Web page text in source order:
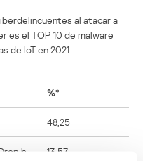
al atacar a
es el TOP 10 de malware
de IoT en 2021.
%*
48,25
13,57